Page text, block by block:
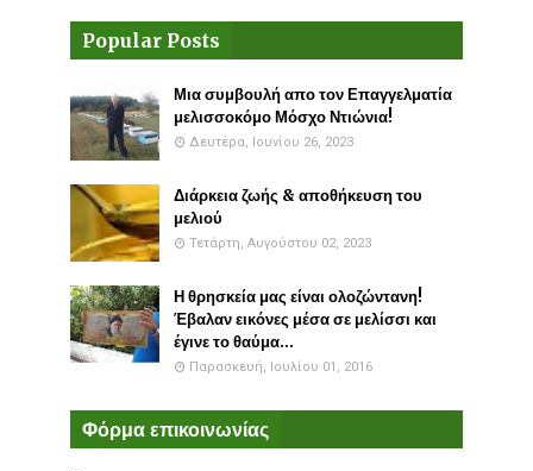
Popular Posts
Μια συμβουλή απο τον Επαγγελματία
μελισσοκόμο Μόσχο Ντιώνια!
Δευτέρα, Ιουνίου 26, 2023
Διάρκεια ζωής & αποθήκευση του
μελιού
Τετάρτη, Αυγούστου 02, 2023
Η θρησκεία μας είναι ολοζώντανη!
Έβαλαν εικόνες μέσα σε μελίσσι και
έγινε το θαύμα...
Παρασκευή, Ιουλίου 01, 2016
Φόρμα επικοινωνίας